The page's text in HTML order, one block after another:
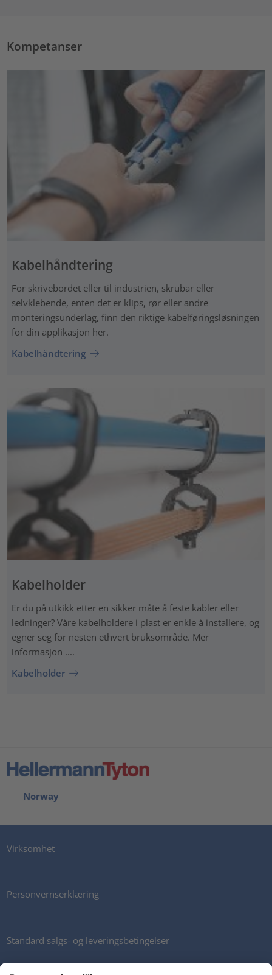
Kompetanser
Kabelhåndtering
For skrivebordet eller til industrien, skrubar eller
selvklebende, enten det er klips, rør eller andre
monteringsunderlag, finn den riktige kabelføringsløsningen
for din applikasjon her.
Kabelhåndtering
Kabelholder
Er du på utkikk etter en sikker måte å feste kabler eller
ledninger? Våre kabelholdere i plast er enkle å installere, og
egner seg for nesten ethvert bruksområde. Mer
informasjon ....
Kabelholder
Norway
Virksomhet
Personvernserklæring
Standard salgs- og leveringsbetingelser